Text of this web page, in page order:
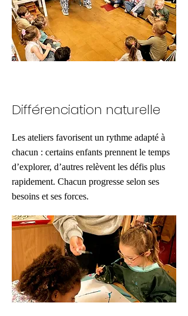
Différenciation naturelle
Les ateliers favorisent un rythme adapté à
chacun : certains enfants prennent le temps
d’explorer, d’autres relèvent les défis plus
rapidement. Chacun progresse selon ses
besoins et ses forces.